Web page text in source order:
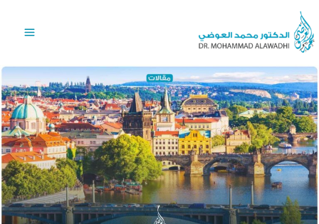
تخطي
إلى
المحتوى